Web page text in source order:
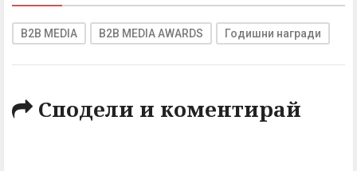
B2B MEDIA B2B MEDIA AWARDS Годишни награди
Сподели и коментирай